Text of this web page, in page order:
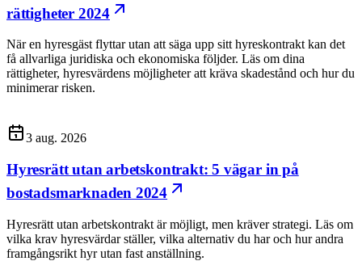
rättigheter 2024
När en hyresgäst flyttar utan att säga upp sitt hyreskontrakt kan det
få allvarliga juridiska och ekonomiska följder. Läs om dina
rättigheter, hyresvärdens möjligheter att kräva skadestånd och hur du
minimerar risken.
3 aug. 2026
Hyresrätt utan arbetskontrakt: 5 vägar in på
bostadsmarknaden 2024
Hyresrätt utan arbetskontrakt är möjligt, men kräver strategi. Läs om
vilka krav hyresvärdar ställer, vilka alternativ du har och hur andra
framgångsrikt hyr utan fast anställning.